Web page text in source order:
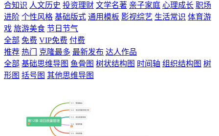
合知识 人文历史 投资理财 文学名著 亲子家庭 心理成长 职场
进阶 个性风格 基础版式 通用模板 影视综艺 生活常识 体育游
戏 旅游美食 节日节气
全部 免费 VIP免费 付费
推荐 热门 克隆最多 最新发布 达人作品
全部 基础思维导图 鱼骨图 树状结构图 时间轴 组织结构图 树
形图 括号图 其他思维导图